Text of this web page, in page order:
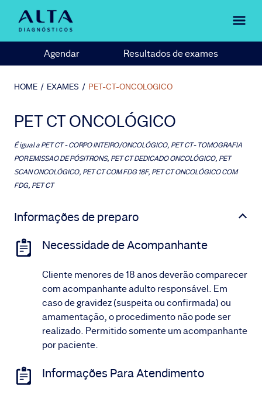
Agendar Resultados de exames
HOME / EXAMES / PET-CT-ONCOLOGICO
PET CT ONCOLÓGICO
É igual aPET CT - CORPO INTEIRO/ONCOLÓGICO, PET CT- TOMOGRAFIA
POR EMISSAO DE PÓSITRONS, PET CT DEDICADO ONCOLÓGICO, PET
SCAN ONCOLÓGICO, PET CT COM FDG 18F, PET CT ONCOLÓGICO COM
FDG, PET CT
Informações de preparo
Necessidade de Acompanhante
Cliente menores de 18 anos deverão comparecer
com acompanhante adulto responsável. Em
caso de gravidez (suspeita ou confirmada) ou
amamentação, o procedimento não pode ser
realizado. Permitido somente um acompanhante
por paciente.
Informações Para Atendimento